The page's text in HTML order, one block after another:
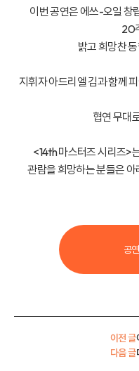
이번 공연은 에쓰-오일 창
20
밝고 희망찬
지휘자 아드리엘 김과 함께
협연 무대
<14th 마스터즈 시리즈>
관람을 희망하는 분들은
공
이전 글
다음 글